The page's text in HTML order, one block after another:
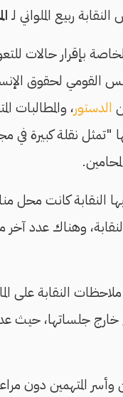
ربيع الملواني لـ
بإقرار حالات
القومي لحقوق
الدستور، والمطالبات
"تمثل نقلة كبيرة في
النقابة كانت محل
وهناك عدد آخر
جلساتها، حيث
وأسر المتهمين دون